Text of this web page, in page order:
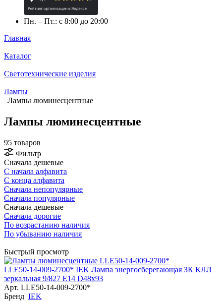
Пн. – Пт.: с 8:00 до 20:00
Главная
Каталог
Светотехнические изделия
Лампы
Лампы люминесцентные
Лампы люминесцентные
95 товаров
Фильтр
Сначала дешевые
С начала алфавита
С конца алфавита
Сначала непопулярные
Сначала популярные
Сначала дешевые
Сначала дорогие
По возрастанию наличия
По убыванию наличия
Быстрый просмотр
LLE50-14-009-2700* IEK Лампа энергосберегающая ЗК КЛЛ
зеркальная 9/827 Е14 D48х93
Арт. LLE50-14-009-2700*
Бренд IEK